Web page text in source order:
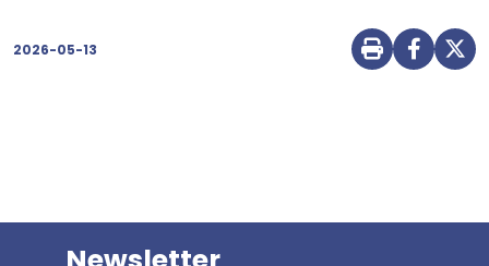
2026-05-13 Drukuj